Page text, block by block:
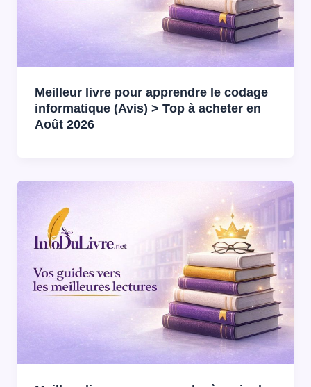
Meilleur livre pour apprendre le codage
informatique (Avis) > Top à acheter en
Août 2026